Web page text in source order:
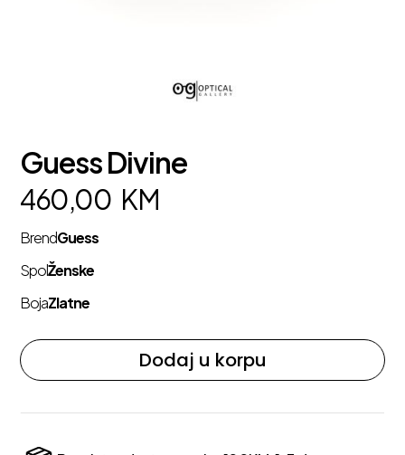
Guess Divine
460,00 KM
BrendGuess
SpolŽenske
BojaZlatne
Dodaj u korpu